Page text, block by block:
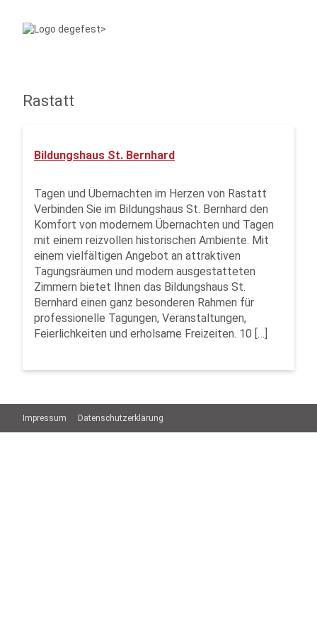
Rastatt
Bildungshaus St. Bernhard
Tagen und Übernachten im Herzen von Rastatt
Verbinden Sie im Bildungshaus St. Bernhard den
Komfort von modernem Übernachten und Tagen
mit einem reizvollen historischen Ambiente. Mit
einem vielfältigen Angebot an attraktiven
Tagungsräumen und modern ausgestatteten
Zimmern bietet Ihnen das Bildungshaus St.
Bernhard einen ganz besonderen Rahmen für
professionelle Tagungen, Veranstaltungen,
Feierlichkeiten und erholsame Freizeiten. 10 […]
Impressum Datenschutzerklärung